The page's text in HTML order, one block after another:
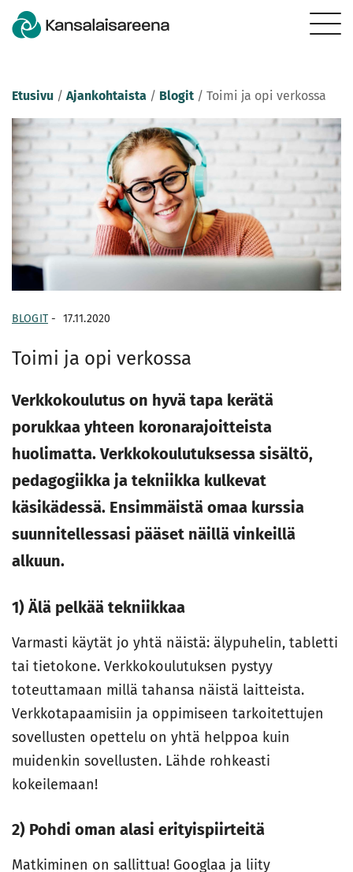
Etusivu / Ajankohtaista / Blogit / Toimi ja opi verkossa
BLOGIT- 17.11.2020
Toimi ja opi verkossa
Verkkokoulutus on hyvä tapa kerätä
porukkaa yhteen koronarajoitteista
huolimatta. Verkkokoulutuksessa sisältö,
pedagogiikka ja tekniikka kulkevat
käsikädessä. Ensimmäistä omaa kurssia
suunnitellessasi pääset näillä vinkeillä
alkuun.
1) Älä pelkää tekniikkaa
Varmasti käytät jo yhtä näistä: älypuhelin, tabletti
tai tietokone. Verkkokoulutuksen pystyy
toteuttamaan millä tahansa näistä laitteista.
Verkkotapaamisiin ja oppimiseen tarkoitettujen
sovellusten opettelu on yhtä helppoa kuin
muidenkin sovellusten. Lähde rohkeasti
kokeilemaan!
2) Pohdi oman alasi erityispiirteitä
Matkiminen on sallittua! Googlaa ja liity